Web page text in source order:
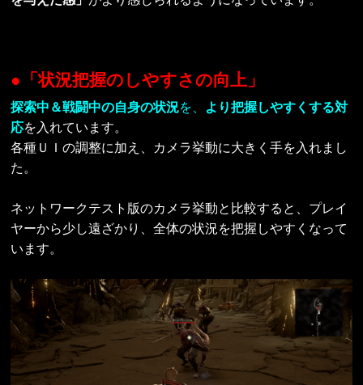
●「状況把握のしやすさの向上」
探索中＆戦闘中の自身の状況を、 より把握しやすくする対
応を入れています。
各種ＵＩの調整に加え、カメラ挙動に大きく手を入れまし
た。
ネットワークテスト版のカメラ挙動と比較すると、プレイ
ヤーから少し遠ざかり、全体の状況を把握しやすくなって
います。